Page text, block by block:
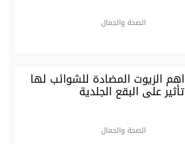
الصحة والجمال
اهم الزيوت المضادة للشوائب لها
تأثير على البقع الجلدية
الصحة والجمال